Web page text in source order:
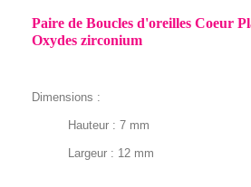
Paire de Boucles d'oreilles Coeur
Oxydes zirconium
Dimensions :
Hauteur : 7 mm
Largeur : 12 mm